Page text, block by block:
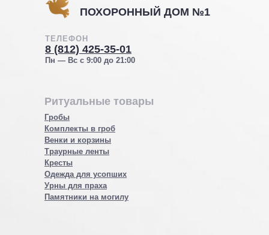
Ритуальные товары
Гробы
Комплекты в гроб
Венки и корзины
Траурные ленты
Кресты
Одежда для усопших
Урны для праха
Памятники на могилу
ПОХОРОННЫЙ ДОМ №1
ТЕЛЕФОН
8 (812) 425-35-01
Пн — Вс с 9:00 до 21:00